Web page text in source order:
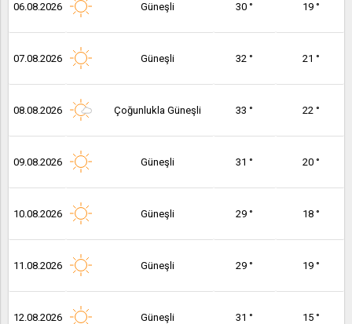
06.08.2026 Güneşli 30 ° 19 °
07.08.2026 Güneşli 32 ° 21 °
08.08.2026 Çoğunlukla Güneşli 33 ° 22 °
09.08.2026 Güneşli 31 ° 20 °
10.08.2026 Güneşli 29 ° 18 °
11.08.2026 Güneşli 29 ° 19 °
12.08.2026 Güneşli 31 ° 15 °